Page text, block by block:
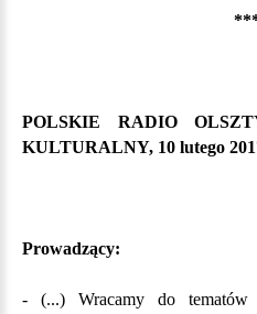
POLSKIE RADIO
KULTURALNY, 10 lutego
Prowadzący:
- (...) Wracamy do tematów